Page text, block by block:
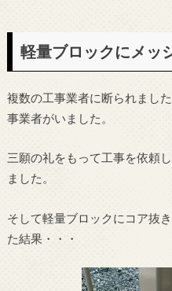
軽量ブロックにメッ
複数の工事業者に断られまし
事業者がいました。
三願の礼をもって工事を依頼
ました。
そして軽量ブロックにコア抜
た結果・・・